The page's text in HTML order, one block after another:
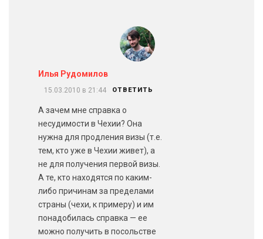
Илья Рудомилов
15.03.2010 в 21:44 ОТВЕТИТЬ
А зачем мне справка о
несудимости в Чехии? Она
нужна для продления визы (т.е.
тем, кто уже в Чехии живет), а
не для получения первой визы.
А те, кто находятся по каким-
либо причинам за пределами
страны (чехи, к примеру) и им
понадобилась справка — ее
можно получить в посольстве